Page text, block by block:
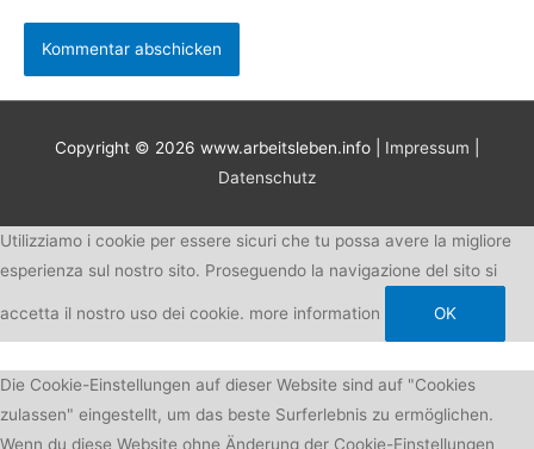
Copyright © 2026 www.arbeitsleben.info Impressum
Datenschutz
Utilizziamo i cookie per essere sicuri che tu possa avere la migliore
esperienza sul nostro sito. Proseguendo la navigazione del sito si
accetta il nostro uso dei cookie. more information OK
Die Cookie-Einstellungen auf dieser Website sind auf "Cookies
zulassen" eingestellt, um das beste Surferlebnis zu ermöglichen.
Wenn du diese Website ohne Änderung der Cookie-Einstellungen